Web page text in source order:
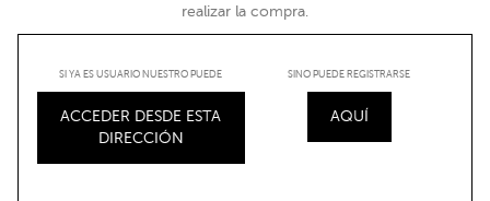
realizar la compra.
SI YA ES USUARIO NUESTRO PUEDE
ACCEDER DESDE ESTA
DIRECCIÓN
SINO PUEDE REGISTRARSE
AQUÍ